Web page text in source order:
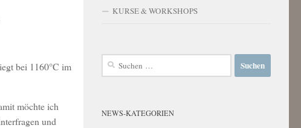
bei 1160°C im
möchte ich
und
KURSE & WORKSHOPS
Suchen
NEWS-KATEGORIEN